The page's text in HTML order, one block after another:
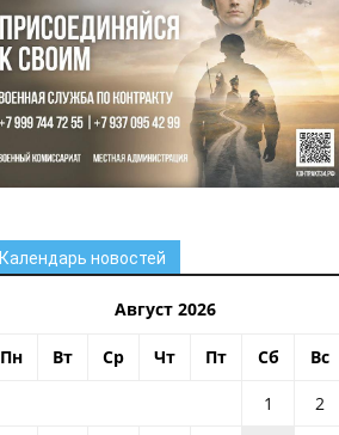
Календарь новостей
Август 2026
Пн Вт Ср Чт Пт Сб Вс
1
2